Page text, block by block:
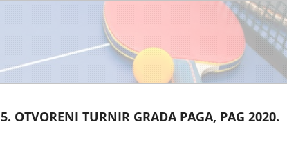
5. OTVORENI TURNIR GRADA PAGA, PAG 2020.